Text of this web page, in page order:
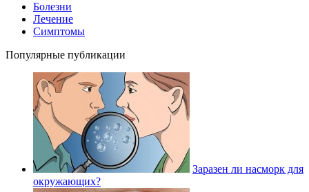
Болезни
Лечение
Симптомы
Популярные публикации
Заразен ли насморк для
окружающих?